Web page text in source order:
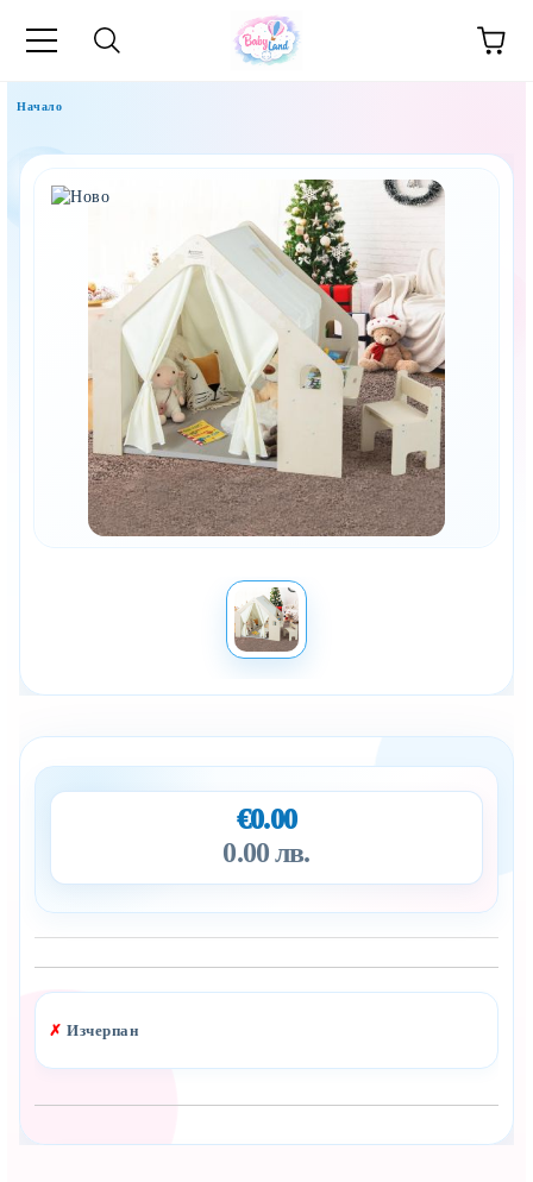
Начало
€0.00
0.00 лв.
✗ Изчерпан